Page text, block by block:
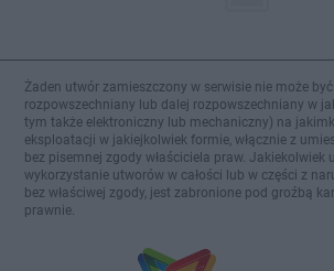
Żaden utwór zamieszczony w serwisie nie może
rozpowszechniany lub dalej rozpowszechniany w
tym także elektroniczny lub mechaniczny) na
eksploatacji w jakiejkolwiek formie, włącznie z
bez pisemnej zgody właściciela praw. Jakiekolwiek
wykorzystanie utworów w całości lub w części z
bez właściwej zgody, jest zabronione pod groźbą
prawnie.